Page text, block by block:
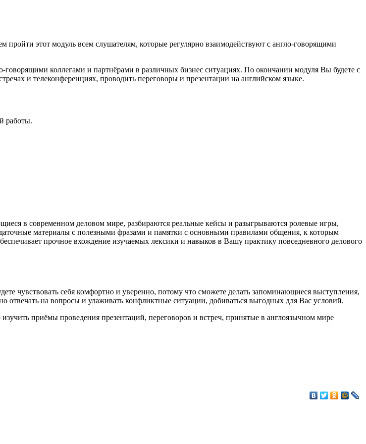
этот модуль всем слушателям, которые регулярно взаимодействуют с англо-говорящими
коллегами и партнёрами в различных бизнес ситуациях. По окончании модуля Вы будете с
и телеконференциях, проводить переговоры и презентации на английском языке.
работы.
в современном деловом мире, разбираются реальные кейсы и разыгрываются ролевые игры,
материалы с полезными фразами и памятки с основными правилами общения, к которым
прочное вхождение изучаемых лексики и навыков в Вашу практику повседневного делового
чувствовать себя комфортно и уверенно, потому что сможете делать запоминающиеся выступления,
отвечать на вопросы и улаживать конфликтные ситуации, добиваться выгодных для Вас условий.
приёмы проведения презентаций, переговоров и встреч, принятые в англоязычном мире